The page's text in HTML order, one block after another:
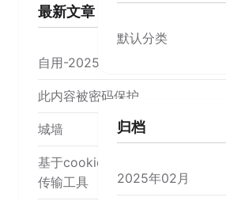
最新文章
自用-20250206
此内容被密码保护
城墙
基于cookie cloud 搭一个时时文本
传输工具
默认分类
归档
2025年02月